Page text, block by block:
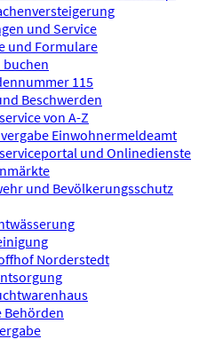
und Service
und Formulare
buchen
115
Beschwerden
von A-Z
Einwohnermeldeamt
und Onlinedienste
und Bevölkerungsschutz
Norderstedt
Behörden